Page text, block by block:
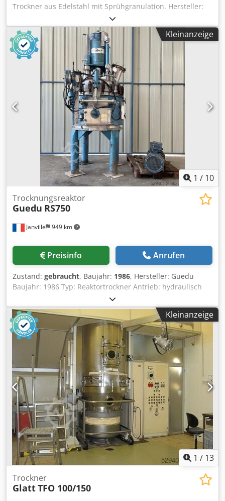
Trockner aus Edelstahl mit Sprühgranulation. Hersteller:
Glatt Modell: WSG-C200 Baujahr: 1989 Vorherige
Verwendung: pharmazeutisch Behältervolumen: 700 Liter
Produktionskapazität: 200–280 kg Luftfiltration und
Heizregister. Beutelfilter Wärmetauscher: Rohrbündel
Temperaturregelung: mehrere Sensoren Sprühfunktion: ja
Peristaltikpumpe von Watson Marlow Sprühdüse Credjx R
An Sopfx Amgsf Rahmen und Turm: Edelstahl 316
Elektroschrank Wird mit 2 Behältern und Schutzhüllen
geliefert Wagenwendestation: verfügbar Dokumentation:
in Deutsch verfügbar Ersatzteile Ventile verfügbar Lüfter
nicht enthalten Warmwasserbereiter / Kessel nicht
Kleinanzeige
1 / 10
Janville 949 km
Trocknungsreaktor
Guedu RS750
Preisinfo Anrufen
Zustand: gebraucht, Baujahr: 1986, Hersteller: Guedu
Baujahr: 1986 Typ: Reaktortrockner Antrieb: hydraulisch
Reaktorvolumen: 280 l Gehäuse: Tank: 14,6 l / 0,9 m²
Boden: 13,75 l / 0,55 m² Korrosionszugabe: 1 mm
Prüfdruck (Halbschale): 12 bar Betriebsdruck (Halbschale):
6 bar Dampf Prüfdruck (Tank): 6 bar Betriebsdruck
(Behälter): 3,99 bar Gas und 10 Torr Vakuum
Betriebstemperatur: -20 °C + 160 °C Schweißkoeffizient: 0,7
Crsdpfxjx Rz Iqs Amgsf
Kleinanzeige
1 / 13
Trockner
GlattTFO 100/150